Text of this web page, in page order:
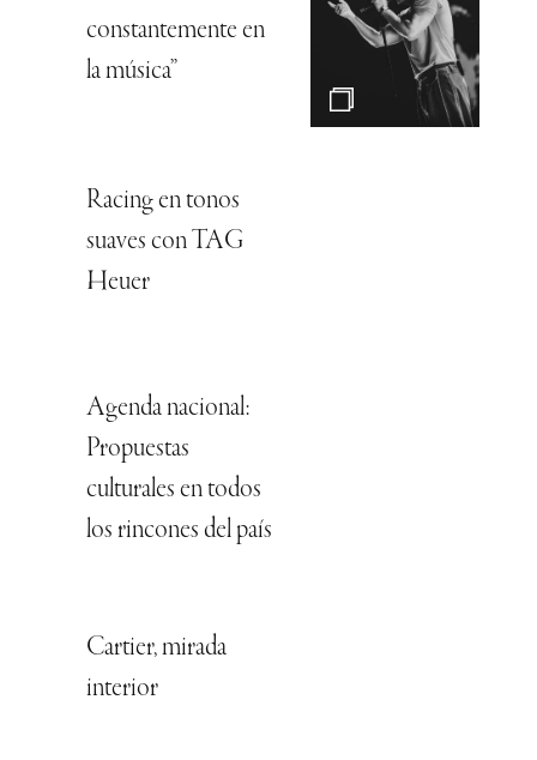
constantemente en
la música”
Racing en tonos
suaves con TAG
Heuer
Agenda nacional:
Propuestas
culturales en todos
los rincones del país
Cartier, mirada
interior